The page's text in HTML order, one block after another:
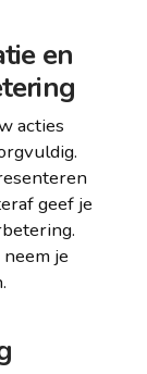
en
acties
geef je
je